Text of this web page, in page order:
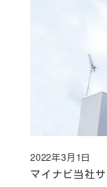
マイナビ当社
投稿日
2022年3月1日